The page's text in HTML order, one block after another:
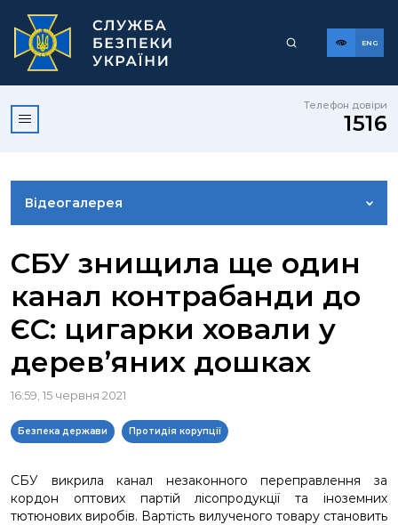
ENG
Телефон довіри
1516
Відеогалерея
ФОТОГАЛЕРЕЯ
КОНТАКТИ ПРЕСЦЕНТРУ
СБУ знищила ще один
канал контрабанди до
ЄС: цигарки ховали у
дерев’яних дошках
16:59, 15 червня 2021
Безпека держави Протидія корупції
СБУ викрила канал незаконного переправлення за
кордон оптових партій лісопродукції та іноземних
тютюнових виробів. Вартість вилученого товару становить